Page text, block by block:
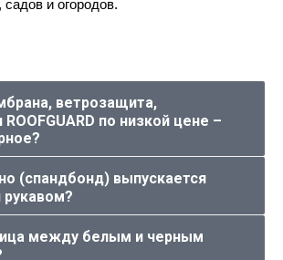
садов и огородов.
ветрозащита,
по низкой цене –
(спандбонд) выпускается
между белым и черным